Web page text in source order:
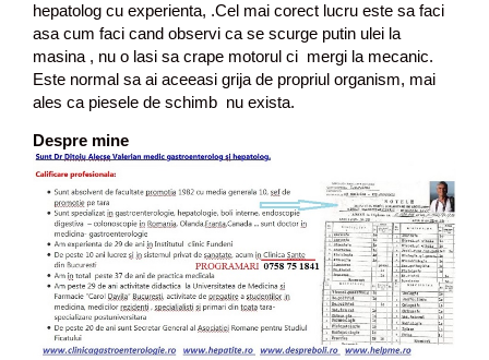
hepatolog cu experienta, .Cel mai corect lucru este sa faci
asa cum faci cand observi ca se scurge putin ulei la
masina , nu o lasi sa crape motorul ci mergi la mecanic.
Este normal sa ai aceeasi grija de propriul organism, mai
ales ca piesele de schimb nu exista.
Despre mine